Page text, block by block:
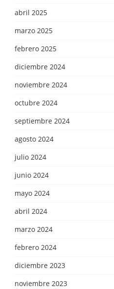
abril 2025
marzo 2025
febrero 2025
diciembre 2024
noviembre 2024
octubre 2024
septiembre 2024
agosto 2024
julio 2024
junio 2024
mayo 2024
abril 2024
marzo 2024
febrero 2024
diciembre 2023
noviembre 2023